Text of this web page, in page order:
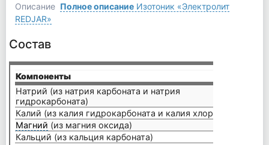
Описание Полное описаниеИзотоник «Электролит
REDJAR»
Состав
Компоненты
Натрий (из натрия карбоната и натрия
гидрокарбоната)
Калий (из калия гидрокарбоната и калия хлорида)
Магний (из магния оксида)
Кальций (из кальция карбоната)